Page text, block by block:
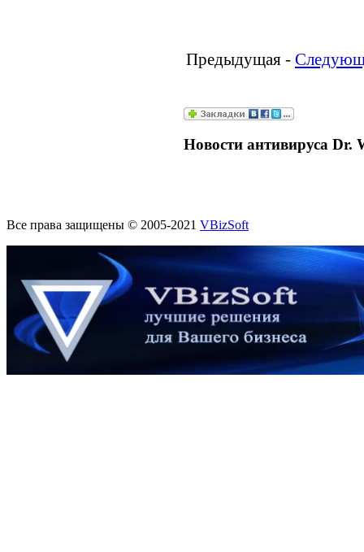
Предыдущая -
Новости антивируса Dr.
Все права защищены © 2005-2021 VBizSoft